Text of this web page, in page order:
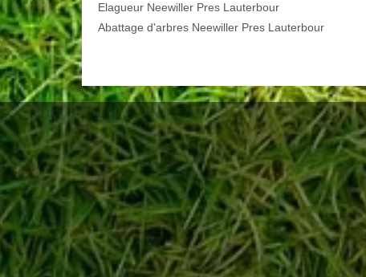
Elagueur Neewiller Pres Lauterbour
Abattage d'arbres Neewiller Pres Lauterbour